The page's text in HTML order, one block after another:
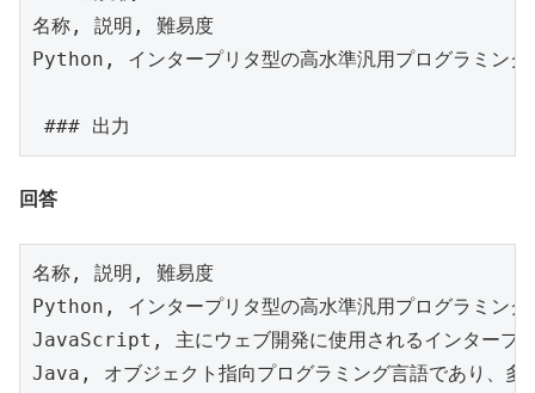
名称, 説明, 難易度
Python, インタープリタ型の高水準汎用プログラミン
### 出力
回答
名称, 説明, 難易度
Python, インタープリタ型の高水準汎用プログラミン
JavaScript, 主にウェブ開発に使用されるインタープ
Java, オブジェクト指向プログラミング言語であり、